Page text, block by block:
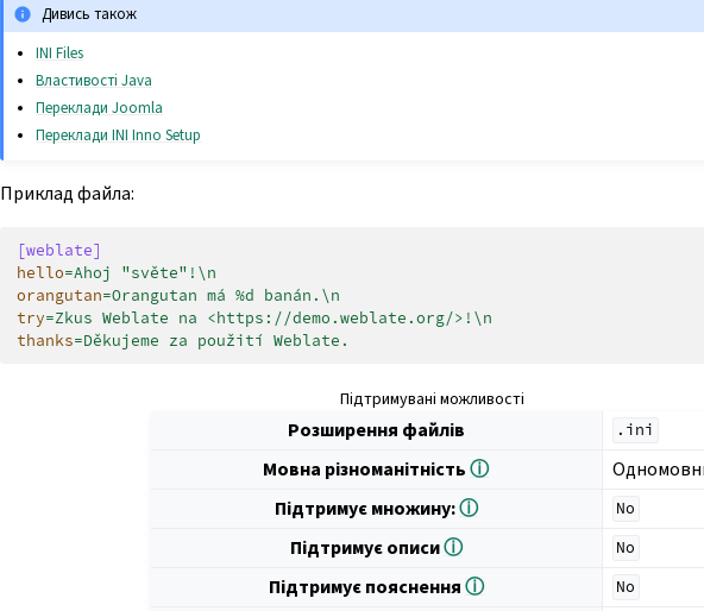
Дивись також
INI Files
Властивості Java
Переклади Joomla
Переклади INI Inno Setup
Приклад файла:
[weblate]
hello=Ahoj "světe"!\n
orangutan=Orangutan má %d banán.\n
try=Zkus Weblate na <https://demo.weblate.org/>!\n
thanks=Děkujeme za použití Weblate.
Підтримувані можливості
Розширення файлів .ini
Мовна різноманітністьⓘ
Підтримує множину:ⓘ No
Підтримує описиⓘ No
Підтримує поясненняⓘ No